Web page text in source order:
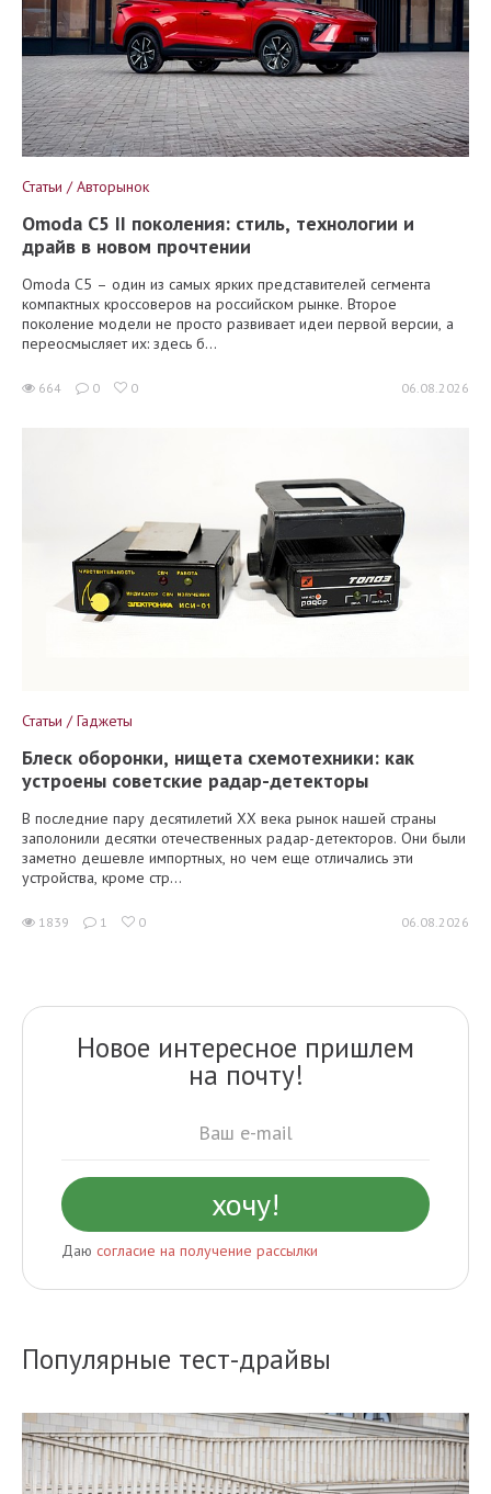
Статьи / Авторынок
Omoda C5 II поколения: стиль, технологии и
драйв в новом прочтении
Omoda C5 – один из самых ярких представителей сегмента
компактных кроссоверов на российском рынке. Второе
поколение модели не просто развивает идеи первой версии, а
переосмысляет их: здесь б...
664 0 0 06.08.2026
Статьи / Гаджеты
Блеск оборонки, нищета схемотехники: как
устроены советские радар-детекторы
В последние пару десятилетий XX века рынок нашей страны
заполонили десятки отечественных радар-детекторов. Они были
заметно дешевле импортных, но чем еще отличались эти
устройства, кроме стр...
1839 1 0 06.08.2026
Новое интересное пришлем
на почту!
Даю согласие на получение рассылки
Популярные тест-драйвы